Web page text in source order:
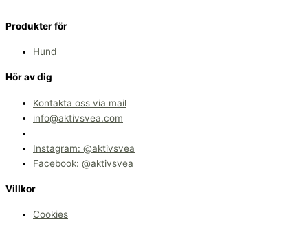
Produkter för
Hund
Hör av dig
Kontakta oss via mail
info@aktivsvea.com
Instagram: @aktivsvea
Facebook: @aktivsvea
Villkor
Cookies